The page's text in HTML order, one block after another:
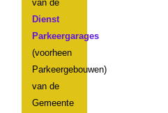
van de
Dienst
Parkeergarages
(voorheen
Parkeergebouwen)
van de
Gemeente